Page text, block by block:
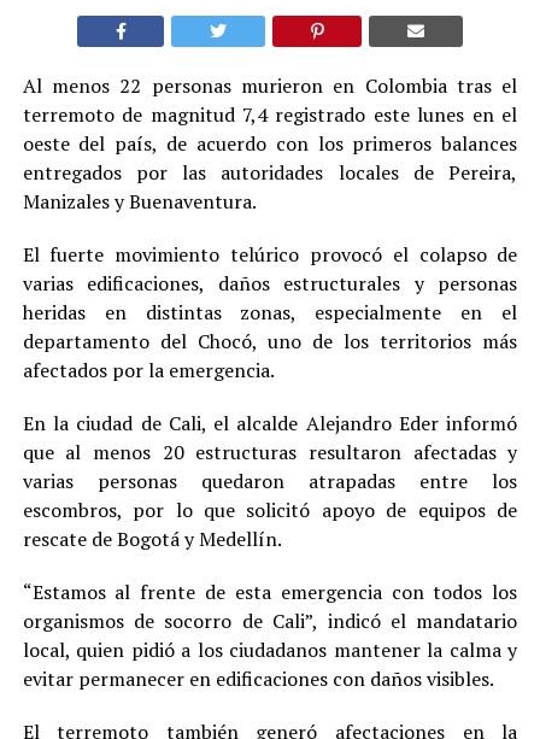
Al menos 22 personas murieron en Colombia tras el
terremoto de magnitud 7,4 registrado este lunes en el
oeste del país, de acuerdo con los primeros balances
entregados por las autoridades locales de Pereira,
Manizales y Buenaventura.
El fuerte movimiento telúrico provocó el colapso de
varias edificaciones, daños estructurales y personas
heridas en distintas zonas, especialmente en el
departamento del Chocó, uno de los territorios más
afectados por la emergencia.
En la ciudad de Cali, el alcalde Alejandro Eder informó
que al menos 20 estructuras resultaron afectadas y
varias personas quedaron atrapadas entre los
escombros, por lo que solicitó apoyo de equipos de
rescate de Bogotá y Medellín.
“Estamos al frente de esta emergencia con todos los
organismos de socorro de Cali”, indicó el mandatario
local, quien pidió a los ciudadanos mantener la calma y
evitar permanecer en edificaciones con daños visibles.
El terremoto también generó afectaciones en la